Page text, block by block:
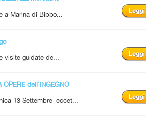
a Marina di Bibbo...
visite guidate de...
OPERE dell'INGEGNO
13 Settembre eccet...